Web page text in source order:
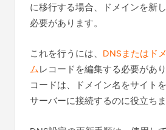
に移行する場合、ドメインを新
必要があります。
これを行うには、 DNSまたはド
ムレコードを編集する必要があ
コードは、ドメイン名をサイト
サーバーに接続するのに役立ちま